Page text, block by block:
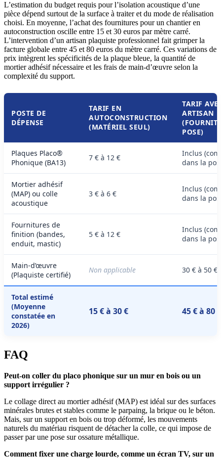
L’estimation du budget requis pour l’isolation acoustique d’une
pièce dépend surtout de la surface à traiter et du mode de réalisation
choisi. En moyenne, l’achat des fournitures pour un chantier en
autoconstruction oscille entre 15 et 30 euros par mètre carré.
L’intervention d’un artisan plaquiste professionnel fait grimper la
facture globale entre 45 et 80 euros du mètre carré. Ces variations de
prix intègrent les spécificités de la plaque bleue, la quantité de
mortier adhésif nécessaire et les frais de main-d’œuvre selon la
complexité du support.
POSTE DE
DÉPENSE
TARIF EN
AUTOCONSTRUCTION
(MATÉRIEL SEUL)
TARIF
ARTISAN
POSE)
Plaques Placo®
Phonique (BA13)
7 € à 12 €
Inclus
dans la
Mortier adhésif
(MAP) ou colle
acoustique
3 € à 6 €
Inclus
dans la
Fournitures de
finition (bandes,
enduit, mastic)
5 € à 12 €
Inclus
dans la
Main-d’œuvre
(Plaquiste certifié)
Non applicable 30 € à 50 €
Total estimé
(Moyenne
constatée en
2026)
15 € à 30 € 45 € à 80 €
FAQ
Peut-on coller du placo phonique sur un mur en bois ou un
support irrégulier ?
Le collage direct au mortier adhésif (MAP) est idéal sur des surfaces
minérales brutes et stables comme le parpaing, la brique ou le béton.
Mais, sur un support en bois ou trop déformé, les mouvements
naturels du matériau risquent de détacher la colle, ce qui impose de
passer par une pose sur ossature métallique.
Comment fixer une charge lourde, comme un écran TV, sur un